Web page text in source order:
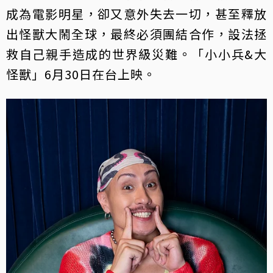
成為電影明星，卻又意外失去一切，甚至釋放
出怪獸大鬧全球，最終必須團結合作，設法拯
救自己親手造成的世界級災難。「小小兵&大
怪獸」6月30日在台上映。